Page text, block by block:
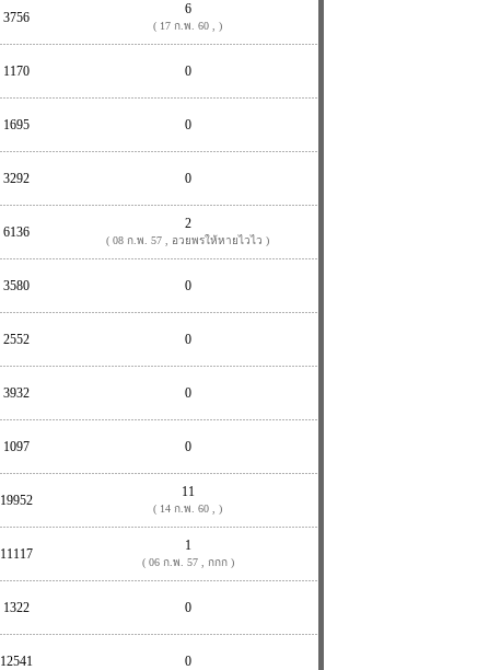
3756
6
( 17 ก.พ. 60 , )
1170 0
1695 0
3292 0
6136
2
( 08 ก.พ. 57 , อวยพรให้หายไวไว )
3580 0
2552 0
3932 0
1097 0
19952
11
( 14 ก.พ. 60 , )
11117
1
( 06 ก.พ. 57 , กกก )
1322 0
12541 0